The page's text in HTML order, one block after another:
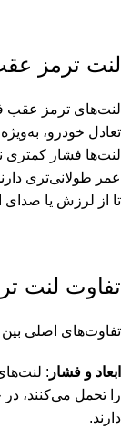
لنت ترمز
لنت‌های ترمز عقب
تعادل خودرو،
لنت‌ها فشار کمتری
عمر طولانی‌تری
تا از لرزش یا صدای
تفاوت لنت
تفاوت‌های اصلی
ابعاد و فشار
را تحمل می‌کنند،
دارند.